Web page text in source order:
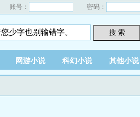
账号： 密码：
搜 索
网游小说 科幻小说 其他小说